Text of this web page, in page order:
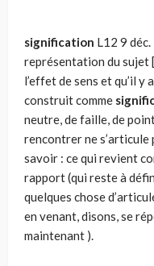
signification L12 9
représentation du sujet
l’effet de sens et qu’il
construit comme
neutre, de faille, de
rencontrer ne s’articule
savoir : ce qui revient
rap­port (qui reste à
quelques chose
en venant, disons, se
maintenant ).